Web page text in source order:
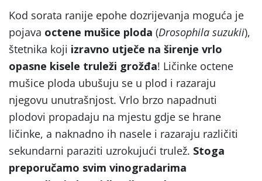
Kod sorata ranije epohe dozrijevanja moguća je
pojava octene mušice ploda (Drosophila suzukii),
štetnika koji izravno utječe na širenje vrlo
opasne kisele truleži grožđa! Ličinke octene
mušice ploda ubušuju se u plod i razaraju
njegovu unutrašnjost. Vrlo brzo napadnuti
plodovi propadaju na mjestu gdje se hrane
ličinke, a naknadno ih nasele i razaraju različiti
sekundarni paraziti uzrokujući trulež. Stoga
preporučamo svim vinogradarima